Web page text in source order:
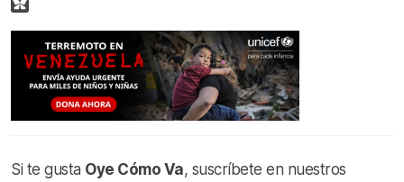
Si te gusta Oye Cómo Va, suscríbete en nuestros